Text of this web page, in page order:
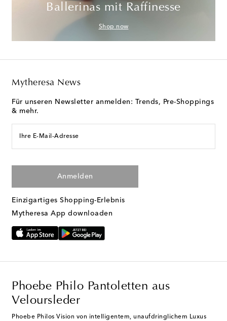
Ballerinas mit Raffinesse
Shop now
Mytheresa News
Für unseren Newsletter anmelden: Trends, Pre-Shoppings
& mehr.
Ihre E-Mail-Adresse
Anmelden
Einzigartiges Shopping-Erlebnis
Mytheresa App downloaden
Phoebe Philo Pantoletten aus
Veloursleder
Phoebe Philos Vision von intelligentem, unaufdringlichem Luxus